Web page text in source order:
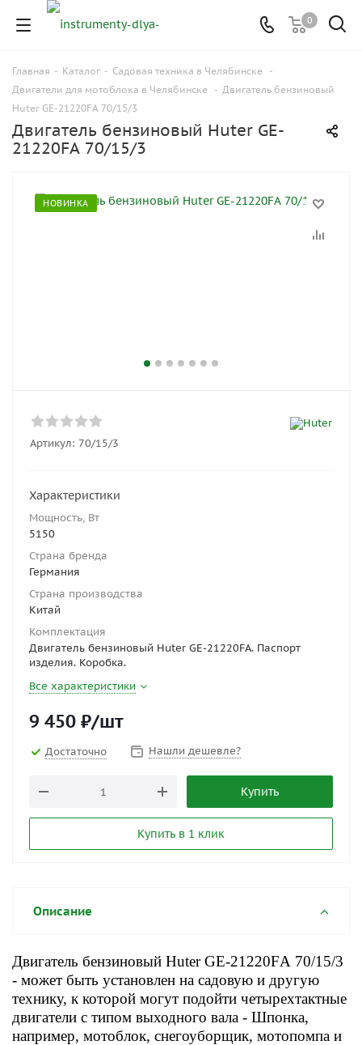
0
Главная - Каталог - Садовая техника в Челябинске -
Двигатели для мотоблока в Челябинске - Двигатель бензиновый
Huter GE-21220FА 70/15/3
Двигатель бензиновый Huter GE-
21220FА 70/15/3
НОВИНКА
Артикул: 70/15/3
Характеристики
Мощность, Вт
5150
Страна бренда
Германия
Страна производства
Китай
Комплектация
Двигатель бензиновый Huter GE-21220FА. Паспорт
изделия. Коробка.
Все характеристики
9 450 ₽/шт
Достаточно Нашли дешевле?
Купить
Купить в 1 клик
Описание
Двигатель бензиновый Huter GE-21220FА 70/15/3
- может быть установлен на садовую и другую
технику, к которой могут подойти четырехтактные
двигатели с типом выходного вала - Шпонка,
например, мотоблок, снегоуборщик, мотопомпа и